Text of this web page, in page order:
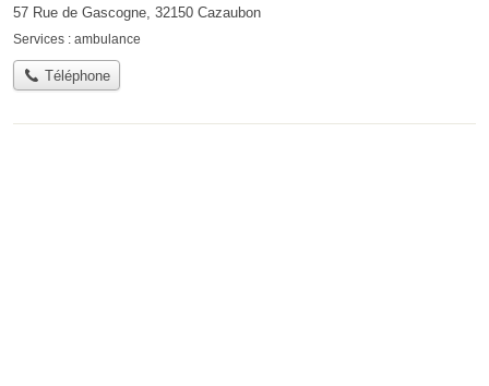
57 Rue de Gascogne, 32150 Cazaubon
Services : ambulance
Téléphone